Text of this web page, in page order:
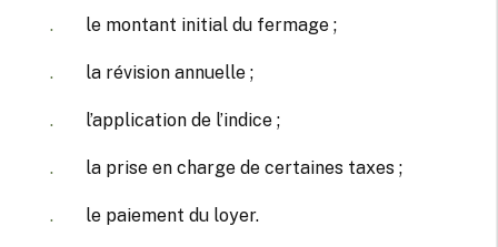
le montant initial du fermage ;
la révision annuelle ;
l’application de l’indice ;
la prise en charge de certaines taxes ;
le paiement du loyer.